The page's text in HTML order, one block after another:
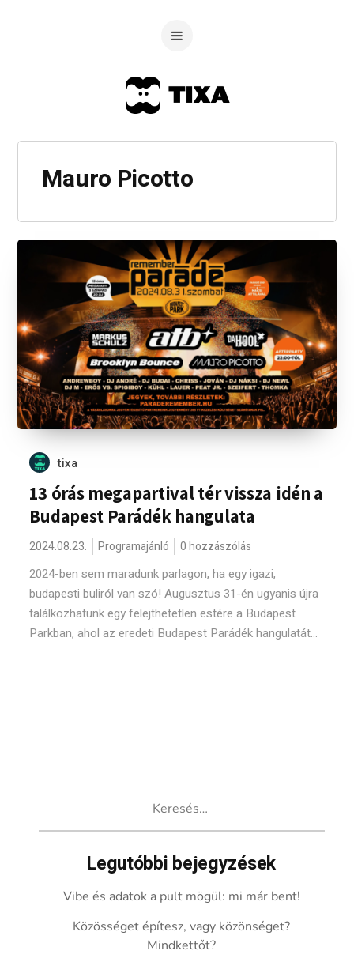
Mauro Picotto
tixa
13 órás megapartival tér vissza idén a
Budapest Parádék hangulata
2024.08.23. Programajánló 0 hozzászólás
2024-ben sem maradunk parlagon, ha egy igazi,
budapesti buliról van szó! Augusztus 31-én ugyanis újra
találkozhatunk egy felejthetetlen estére a Budapest
Parkban, ahol az eredeti Budapest Parádék hangulatát...
Legutóbbi bejegyzések
Vibe és adatok a pult mögül: mi már bent!
Közösséget építesz, vagy közönséget?
Mindkettőt?